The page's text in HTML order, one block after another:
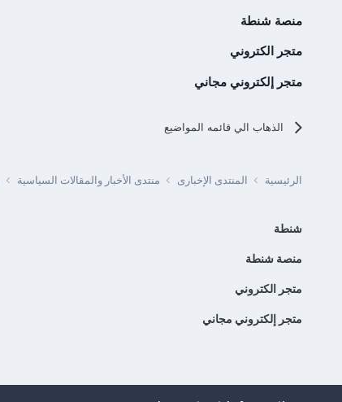
منصة شنطة
متجر الكتروني
متجر إلكتروني مجاني
الذهاب الي قائمه المواضيع
الرئيسية المنتدى الإخبارى منتدى الأخبار والمقالات السياسية
شنطة
منصة شنطة
متجر الكتروني
متجر إلكتروني مجاني